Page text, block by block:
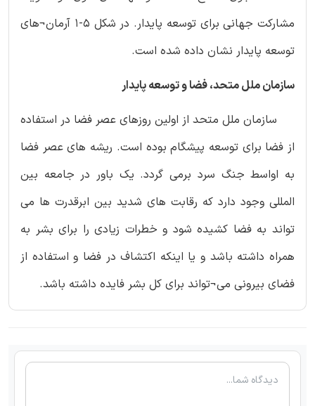
مشارکت جهانی برای توسعه پایدار. در شکل 5-1 آرمان¬های
توسعه پایدار نشان داده شده است.
سازمان ملل متحد، فضا و توسعه پایدار
سازمان ملل متحد از اولین روزهای عصر فضا در استفاده
از فضا برای توسعه پیشگام بوده است. ریشه های عصر فضا
به اواسط جنگ سرد برمی گردد. یک باور در جامعه بین
المللی وجود دارد که رقابت های شدید بین ابرقدرت ها می
تواند به فضا کشیده شود و خطرات زیادی را برای بشر به
همراه داشته باشد و یا اینکه اکتشاف در فضا و استفاده از
فضای بیرونی می¬تواند برای کل بشر فایده داشته باشد.